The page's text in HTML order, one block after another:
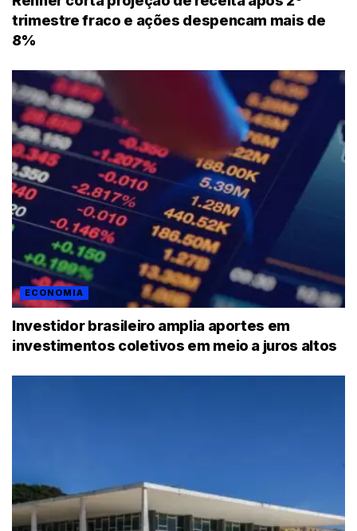
trimestre fraco e ações despencam mais de
8%
ECONOMIA
Investidor brasileiro amplia aportes em
investimentos coletivos em meio a juros altos